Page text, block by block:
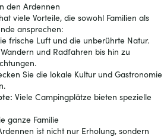
den Ardennen
viele Vorteile, die sowohl Familien als
ansprechen:
frische Luft und die unberührte Natur.
und Radfahren bis hin zu
Sie die lokale Kultur und Gastronomie
Viele Campingplätze bieten spezielle
ganze Familie
ist nicht nur Erholung, sondern